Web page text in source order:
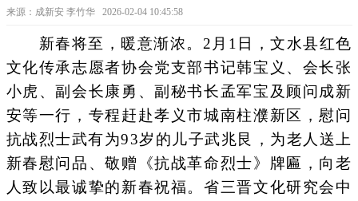
来源：成新安 李竹华 2026-02-04 10:45:58
新春将至，暖意渐浓。2月1日，文水县红色
文化传承志愿者协会党支部书记韩宝义、会长张
小虎、副会长康勇、副秘书长孟军宝及顾问成新
安等一行，专程赶赴孝义市城南柱濮新区，慰问
抗战烈士武有为93岁的儿子武兆艮，为老人送上
新春慰问品、敬赠《抗战革命烈士》牌匾，向老
人致以最诚挚的新春祝福。省三晋文化研究会中